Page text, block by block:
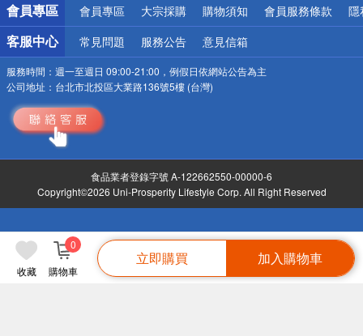
收藏 購物車
0
立即購買 加入購物車
會員專區 會員專區 大宗採購 購物須知 會員服務條款 隱
客服中心 常見問題 服務公告 意見信箱
服務時間： 週一至週日 09:00-21:00，例假日依網站公告為主
公司地址： 台北市北投區大業路136號5樓 (台灣)
食品業者登錄字號 A-122662550-00000-6
Copyright©2026 Uni-Prosperity Lifestyle Corp. All Right Reserved